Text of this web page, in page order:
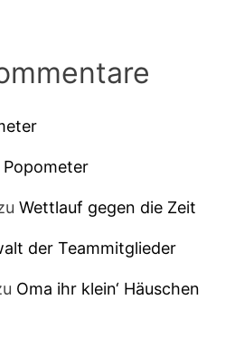
Popometer
Wettlauf gegen die Zeit
der Teammitglieder
Oma ihr klein‘ Häuschen